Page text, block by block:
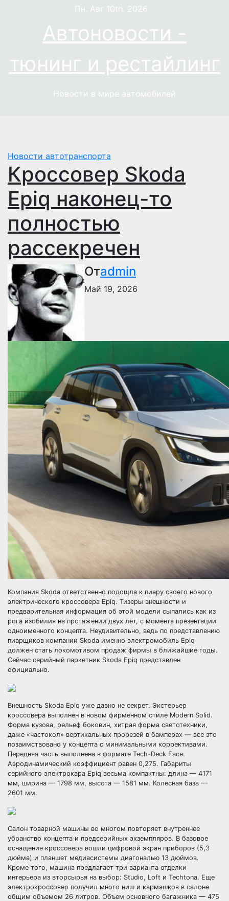
содержимому
Пн. Авг 10th, 2026
Автоновости -
тюнинг и рестайлинг
Новости в мире автомобилей
Новости автотранспорта
Кроссовер Skoda
Epiq наконец-то
полностью
рассекречен
Отadmin
Май 19, 2026
Компания Skoda ответственно подощла к пиару своего нового
электрического кроссовера Epiq. Тизеры внешности и
предварительная информация об этой модели сыпались как из
рога изобилия на протяжении двух лет, с момента презентации
одноименного концепта. Неудивительно, ведь по представлению
пиарщиков компании Skoda именно электромобиль Epiq
должен стать локомотивом продаж фирмы в ближайшие годы.
Сейчас серийный паркетник Skoda Epiq представлен
официально.
Внешность Skoda Epiq уже давно не секрет. Экстерьер
кроссовера выполнен в новом фирменном стиле Modern Solid.
Форма кузова, рельеф боковин, хитрая форма светотехники,
даже «частокол» вертикальных прорезей в бамперах — все это
позаимствовано у концепта с минимальными коррективами.
Передняя часть выполнена в формате Tech-Deck Face.
Аэродинамический коэффициент равен 0,275. Габариты
серийного электрокара Epiq весьма компактны: длина — 4171
мм, ширина — 1798 мм, высота — 1581 мм. Колесная база —
2601 мм.
Салон товарной машины во многом повторяет внутреннее
убранство концепта и предсерийных экземпляров. В базовое
оснащение кроссовера вошли цифровой экран приборов (5,3
дюйма) и планшет медиасистемы диагональю 13 дюймов.
Кроме того, машина предлагает три варианта отделки
интерьера из вторсырья на выбор: Studio, Loft и Techtona. Еще
электрокроссовер получил много ниш и кармашков в салоне
общим объемом 26 литров. Объем основного багажника — 475